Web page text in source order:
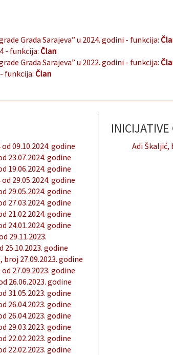
Grada Sarajeva” u 2024. godini- funkcija:
- funkcija: Član
Grada Sarajeva” u 2022. godini- funkcija:
funkcija: Član
09.10.2024. godine
23.07.2024. godine
19.06.2024. godine
29.05.2024. godine
29.05.2024. godine
27.03.2024. godine
21.02.2024. godine
24.01.2024. godine
29.11.2023.
25.10.2023. godine
27.09.2023. godine
27.09.2023. godine
26.06.2023. godine
31.05.2023. godine
26.04.2023. godine
26.04.2023. godine
29.03.2023. godine
22.02.2023. godine
22.02.2023. godine
INICIJATIVE
Adi Škaljić,